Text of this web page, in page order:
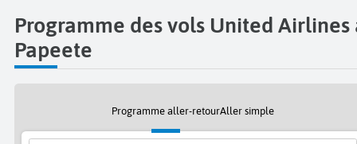
Programme des vols United Airlines
Papeete
Programme aller-retourAller simple